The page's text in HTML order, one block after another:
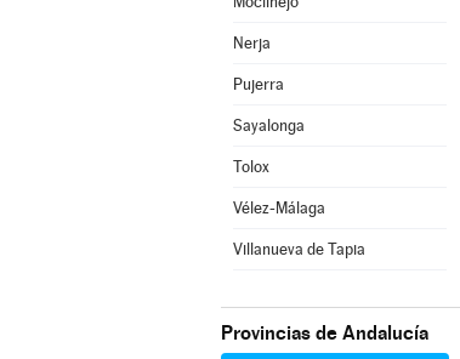
Nerja
Pujerra
Sayalonga
Tolox
Vélez-Málaga
Villanueva de Tapia
Provincias de Andalucía